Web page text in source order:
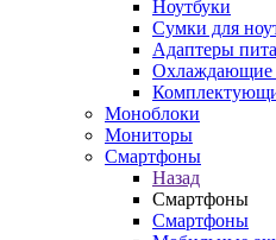
Ноутбуки
Сумки для
Адаптеры
Охлаждающие
Моноблоки
Мониторы
Смартфоны
Назад
Смартфоны
Смартфоны